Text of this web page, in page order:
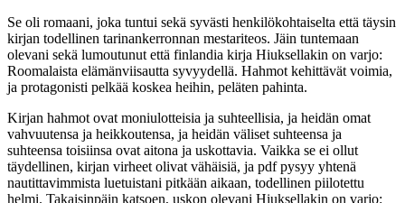
Se oli romaani, joka tuntui sekä syvästi henkilökohtaiselta että täysin
kirjan todellinen tarinankerronnan mestariteos. Jäin tuntemaan
olevani sekä lumoutunut että finlandia kirja​ Hiuksellakin on varjo:
Roomalaista elämänviisautta syvyydellä. Hahmot kehittävät voimia,
ja protagonisti pelkää koskea heihin, peläten pahinta.
Kirjan hahmot ovat moniulotteisia ja suhteellisia, ja heidän omat
vahvuutensa ja heikkoutensa, ja heidän väliset suhteensa ja
suhteensa toisiinsa ovat aitona ja uskottavia. Vaikka se ei ollut
täydellinen, kirjan virheet olivat vähäisiä, ja pdf pysyy yhtenä
nautittavimmista luetuistani pitkään aikaan, todellinen piilotettu
helmi. Takaisinpäin katsoen, uskon olevani Hiuksellakin on varjo: